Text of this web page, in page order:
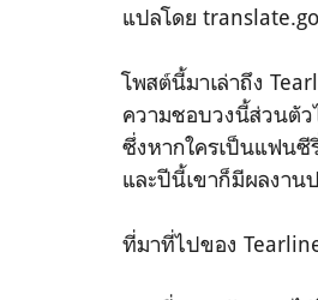
แปลโดย
โพสต์นี้มาเล่าถึง
ความชอบวงนี้ส่วนตั
ซึ่งหากใครเป็นแฟนซี
และปีนี้เขาก็มีผลงาน
ที่มาที่ไปของ